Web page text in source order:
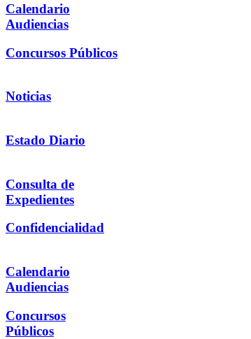
Calendario
Audiencias
Concursos Públicos
Noticias
Estado Diario
Consulta de
Expedientes
Confidencialidad
Calendario
Audiencias
Concursos
Públicos